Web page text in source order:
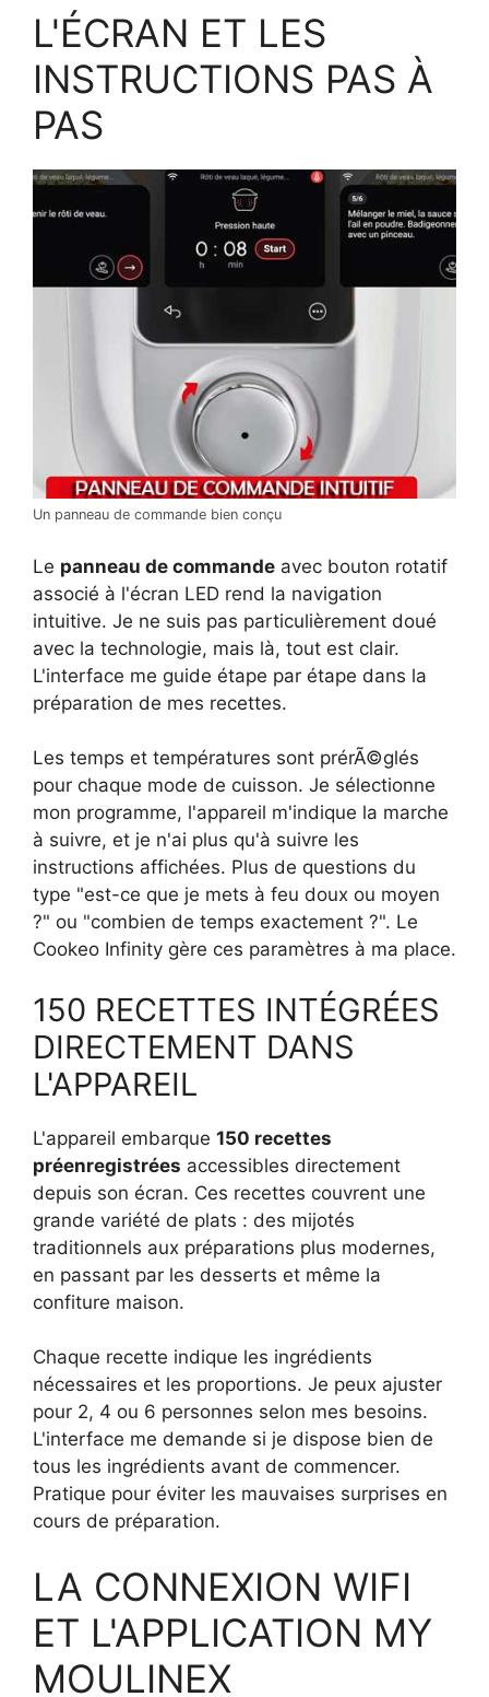
L'ÉCRAN ET LES
INSTRUCTIONS PAS À
PAS
Un panneau de commande bien conçu
Le panneau de commande avec bouton rotatif
associé à l'écran LED rend la navigation
intuitive. Je ne suis pas particulièrement doué
avec la technologie, mais là, tout est clair.
L'interface me guide étape par étape dans la
préparation de mes recettes.
Les temps et températures sont prérÃ©glés
pour chaque mode de cuisson. Je sélectionne
mon programme, l'appareil m'indique la marche
à suivre, et je n'ai plus qu'à suivre les
instructions affichées. Plus de questions du
type "est-ce que je mets à feu doux ou moyen
?" ou "combien de temps exactement ?". Le
Cookeo Infinity gère ces paramètres à ma place.
150 RECETTES INTÉGRÉES
DIRECTEMENT DANS
L'APPAREIL
L'appareil embarque 150 recettes
préenregistrées accessibles directement
depuis son écran. Ces recettes couvrent une
grande variété de plats : des mijotés
traditionnels aux préparations plus modernes,
en passant par les desserts et même la
confiture maison.
Chaque recette indique les ingrédients
nécessaires et les proportions. Je peux ajuster
pour 2, 4 ou 6 personnes selon mes besoins.
L'interface me demande si je dispose bien de
tous les ingrédients avant de commencer.
Pratique pour éviter les mauvaises surprises en
cours de préparation.
LA CONNEXION WIFI
ET L'APPLICATION MY
MOULINEX